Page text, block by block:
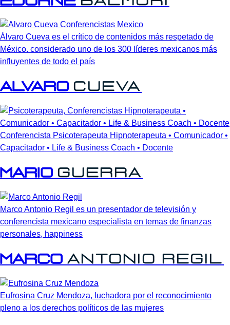
Álvaro Cueva es el crítico de contenidos más respetado de
México. considerado uno de los 300 líderes mexicanos más
influyentes de todo el país
Alvaro Cueva
Conferencista Psicoterapeuta Hipnoterapeuta • Comunicador •
Capacitador • Life & Business Coach • Docente
Mario Guerra
Marco Antonio Regil es un presentador de televisión y
conferencista mexicano especialista en temas de finanzas
personales, happiness
Marco Antonio Regil
Eufrosina Cruz Mendoza, luchadora por el reconocimiento
pleno a los derechos políticos de las mujeres